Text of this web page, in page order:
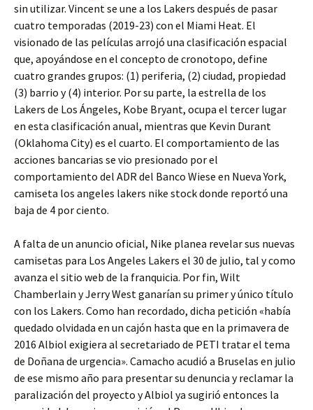
sin utilizar. Vincent se une a los Lakers después de pasar
cuatro temporadas (2019-23) con el Miami Heat. El
visionado de las películas arrojó una clasificación espacial
que, apoyándose en el concepto de cronotopo, define
cuatro grandes grupos: (1) periferia, (2) ciudad, propiedad
(3) barrio y (4) interior. Por su parte, la estrella de los
Lakers de Los Ángeles, Kobe Bryant, ocupa el tercer lugar
en esta clasificación anual, mientras que Kevin Durant
(Oklahoma City) es el cuarto. El comportamiento de las
acciones bancarias se vio presionado por el
comportamiento del ADR del Banco Wiese en Nueva York,
camiseta los angeles lakers nike stock donde reportó una
baja de 4 por ciento.
A falta de un anuncio oficial, Nike planea revelar sus nuevas
camisetas para Los Angeles Lakers el 30 de julio, tal y como
avanza el sitio web de la franquicia. Por fin, Wilt
Chamberlain y Jerry West ganarían su primer y único título
con los Lakers. Como han recordado, dicha petición «había
quedado olvidada en un cajón hasta que en la primavera de
2016 Albiol exigiera al secretariado de PETI tratar el tema
de Doñana de urgencia». Camacho acudió a Bruselas en julio
de ese mismo año para presentar su denuncia y reclamar la
paralización del proyecto y Albiol ya sugirió entonces la